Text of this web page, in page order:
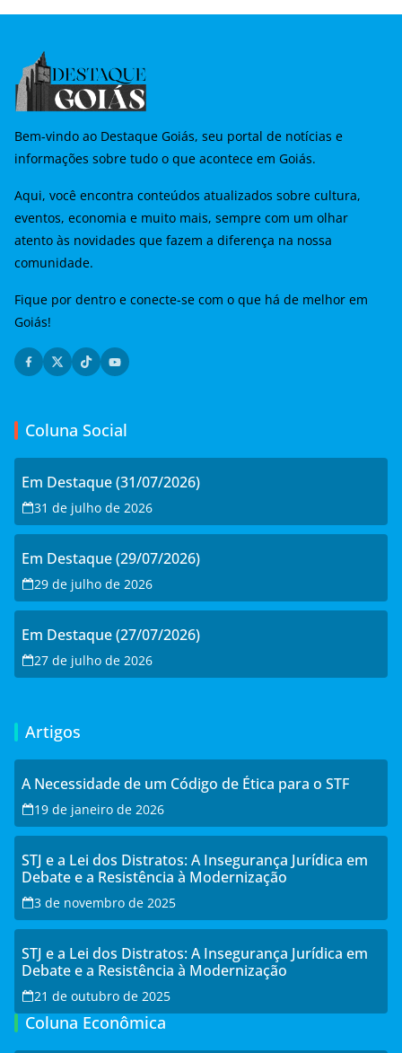
Bem-vindo ao Destaque Goiás, seu portal de notícias e
informações sobre tudo o que acontece em Goiás.
Aqui, você encontra conteúdos atualizados sobre cultura,
eventos, economia e muito mais, sempre com um olhar
atento às novidades que fazem a diferença na nossa
comunidade.
Fique por dentro e conecte-se com o que há de melhor em
Goiás!
Coluna Social
Em Destaque (31/07/2026)
31 de julho de 2026
Em Destaque (29/07/2026)
29 de julho de 2026
Em Destaque (27/07/2026)
27 de julho de 2026
Artigos
A Necessidade de um Código de Ética para o STF
19 de janeiro de 2026
STJ e a Lei dos Distratos: A Insegurança Jurídica em
Debate e a Resistência à Modernização
3 de novembro de 2025
STJ e a Lei dos Distratos: A Insegurança Jurídica em
Debate e a Resistência à Modernização
21 de outubro de 2025
Coluna Econômica